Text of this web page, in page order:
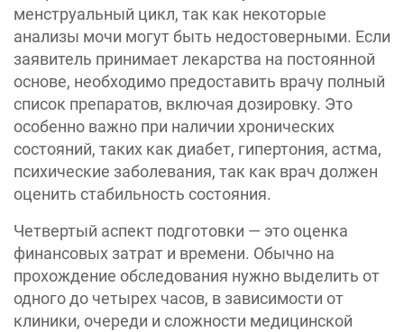
менструальный цикл, так как некоторые
анализы мочи могут быть недостоверными. Если
заявитель принимает лекарства на постоянной
основе, необходимо предоставить врачу полный
список препаратов, включая дозировку. Это
особенно важно при наличии хронических
состояний, таких как диабет, гипертония, астма,
психические заболевания, так как врач должен
оценить стабильность состояния.
Четвертый аспект подготовки — это оценка
финансовых затрат и времени. Обычно на
прохождение обследования нужно выделить от
одного до четырех часов, в зависимости от
клиники, очереди и сложности медицинской